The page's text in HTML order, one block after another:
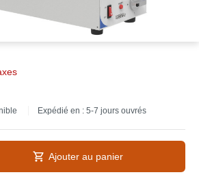
Expédié en : 5-7 jours ouvrés
Ajouter au panier